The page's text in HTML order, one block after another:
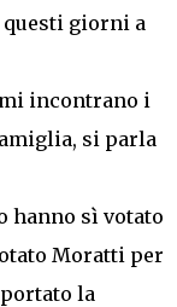
questi giorni a
mi incontrano i
si parla
hanno sì votato
Moratti per
la